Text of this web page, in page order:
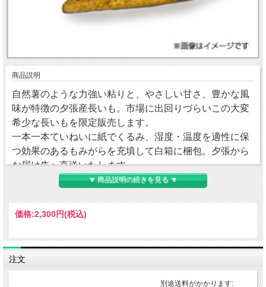
商品説明
自然薯のような力強い粘りと、やさしい甘さ、豊かな風
味が特徴の夕張産長いも。市場に出回りづらいこの大変
希少な長いもを限定販売します。
一本一本ていねいに紙でくるみ、湿度・温度を適性に保
つ効果のあるもみがらを充填して白箱に梱包。夕張から
お届け先へ直送いたします。
大切な方へのご贈答にもぴったりの数量限定販売品で
す。
●内容量：3kg（Mサイズ:1本当たり約500～600g 5～6
本 ※長いもの長さや太さで本数が変わります）
▼ 商品説明の続きを見る ▼
価格:2,300円(税込)
注文
別途送料がかかります: